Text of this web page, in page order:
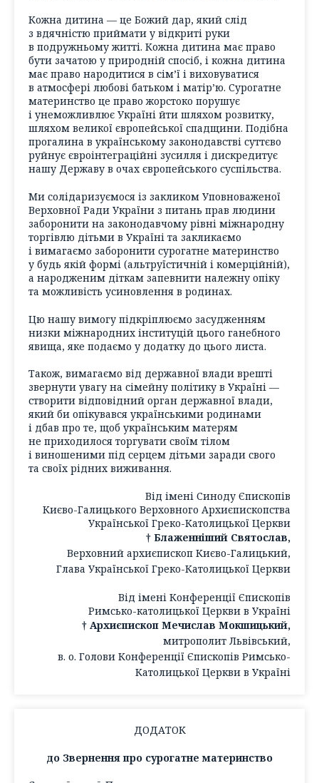
Кожна дитина — це Божий дар, який слід
з вдячністю приймати у відкриті руки
в подружньому житті. Кожна дитина має право
бути зачатою у природній спосіб, і кожна дитина
має право народитися в сім’ї і виховуватися
в атмосфері любові батьком і матір’ю. Сурогатне
материнство це право жорстоко порушує
і унеможливлює Україні йти шляхом розвитку,
шляхом великої європейської спадщини. Подібна
прогалина в українському законодавстві суттєво
руйнує євроінтеграційні зусилля і дискредитує
нашу Державу в очах європейського суспільства.
Ми солідаризуємося із закликом Уповноваженої
Верховної Ради України з питань прав людини
заборонити на законодавчому рівні міжнародну
торгівлю дітьми в Україні та закликаємо
і вимагаємо заборонити сурогатне материнство
у будь якій формі (альтруїстичній і комерційній),
а народженим діткам запевнити належну опіку
та можливість усиновлення в родинах.
Цю нашу вимогу підкріплюємо засудженням
низки міжнародних інституцій цього ганебного
явища, яке подаємо у додатку до цього листа.
Також, вимагаємо від державної влади врешті
звернути увагу на сімейну політику в Україні —
створити відповідний орган державної влади,
який би опікувався українськими родинами
і дбав про те, щоб українським матерям
не приходилося торгувати своїм тілом
і виношеними під серцем дітьми заради свого
та своїх рідних виживання.
Від імені Синоду Єпископів
Києво-Галицького Верховного Архиєпископства
Української Греко-Католицької Церкви
† Блаженніший Святослав,
Верховний архиєпископ Києво-Галицький,
Глава Української Греко-Католицької Церкви
Від імені Конференції Єпископів
Римсько-католицької Церкви в Україні
† Архиєпископ Мечислав Мокшицький,
митрополит Львівський,
в. о. Голови Конференції Єпископів Римсько-
Католицької Церкви в Україні
ДОДАТОК
до Звернення про сурогатне материнство